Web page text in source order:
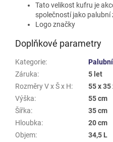
Tato velikost kufru je
společností jako palubní
Logo značky
Doplňkové parametry
Kategorie:
Záruka:
5 let
Rozměry V x Š x H:
55 x 35
Výška:
55 cm
Šířka:
35 cm
Hloubka:
20 cm
Objem:
34,5 L